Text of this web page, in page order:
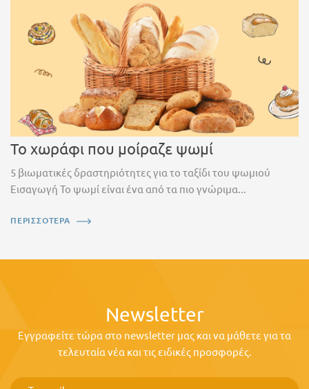
Το χωράφι που μοίραζε ψωμί
5 βιωματικές δραστηριότητες για το ταξίδι του ψωμιού
Εισαγωγή Το ψωμί είναι ένα από τα πιο γνώριμα...
ΠΕΡΙΣΣΟΤΕΡΑ
Newsletter
Εγγραφείτε τώρα στο newsletter μας και να μάθετε για τα
τελευταία νέα και τις ειδικές προσφορές.